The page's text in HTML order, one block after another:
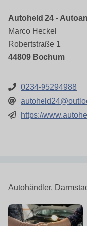
Autoheld 24 -
Marco Heckel
Robertstraße 1
44809 Bochum
0234-95294988
https://
Autohändler,